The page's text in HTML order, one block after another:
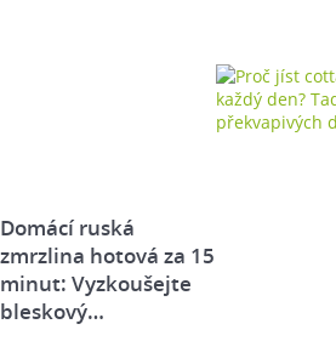
Domácí ruská
zmrzlina hotová za 15
minut: Vyzkoušejte
bleskový…